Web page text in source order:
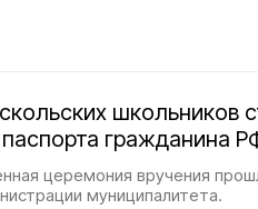
школьников
паспорта гражданина
церемония вручения
муниципалитета.